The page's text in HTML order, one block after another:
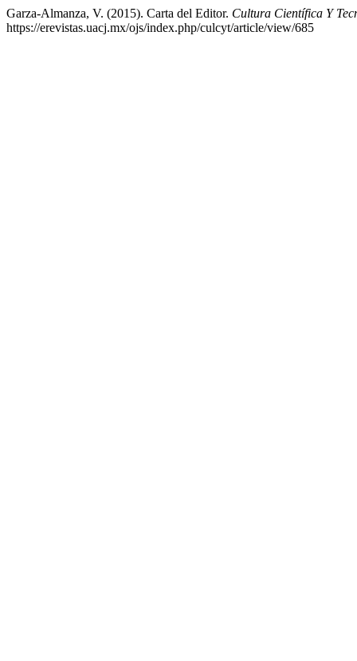
Garza-Almanza, V. (2015). Carta del Editor. Cultura Científica Y
https://erevistas.uacj.mx/ojs/index.php/culcyt/article/view/685